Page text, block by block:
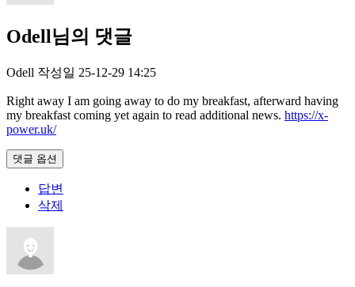
Odell님의 댓글
Odell 작성일 25-12-29 14:25
Right away I am going away to do my breakfast, afterward having
my breakfast coming yet again to read additional news. https://x-
power.uk/
댓글 옵션
답변
삭제